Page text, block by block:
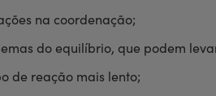
na coordenação;
do equilíbrio, que podem
de reação mais lento;